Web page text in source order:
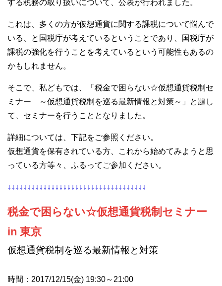
する税務の取り扱いについて、公表が行われました。
これは、多くの方が仮想通貨に関する課税について悩んで
いる、と国税庁が考えているということであり、国税庁が
課税の強化を行うことを考えているという可能性もあるの
かもしれません。
そこで、私どもでは、「税金で困らない☆仮想通貨税制セ
ミナー ～仮想通貨税制を巡る最新情報と対策～」と題し
て、セミナーを行うこととなりました。
詳細については、下記をご参照ください。
仮想通貨を保有されている方、これから始めてみようと思
っている方等々、ふるってご参加ください。
↓↓↓↓↓↓↓↓↓↓↓↓↓↓↓↓↓↓↓↓↓↓↓↓↓↓↓↓↓↓↓↓↓↓↓
税金で困らない☆仮想通貨税制セミナー
in 東京
仮想通貨税制を巡る最新情報と対策
時間：2017/12/15(金) 19:30～21:00